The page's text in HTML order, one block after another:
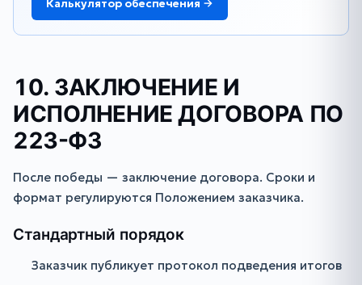
Калькулятор обеспечения →
10. ЗАКЛЮЧЕНИЕ И
ИСПОЛНЕНИЕ ДОГОВОРА ПО
223-ФЗ
После победы — заключение договора. Сроки и
формат регулируются Положением заказчика.
Стандартный порядок
Заказчик публикует протокол подведения итогов